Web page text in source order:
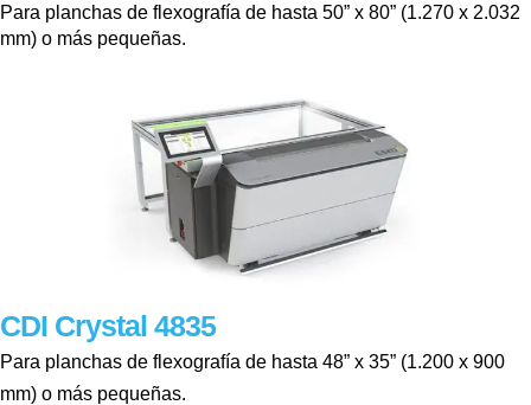
Para planchas de flexografía de hasta 50” x 80” (1.270 x 2.032
mm) o más pequeñas.
CDI Crystal 4835
Para planchas de flexografía de hasta 48” x 35” (1.200 x 900
mm) o más pequeñas.